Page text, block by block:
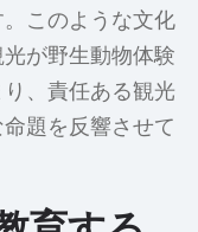
このような文化
が野生動物体験
、責任ある観光
題を反響させて